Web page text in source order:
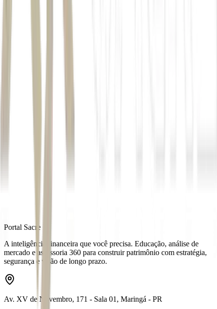
Portal Sacre
A inteligência financeira que você precisa. Educação, análise de
mercado e assessoria 360 para construir patrimônio com estratégia,
segurança e visão de longo prazo.
Av. XV de Novembro, 171 - Sala 01, Maringá - PR